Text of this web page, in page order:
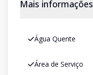
Mais informações
Água Quente
Área de Serviço